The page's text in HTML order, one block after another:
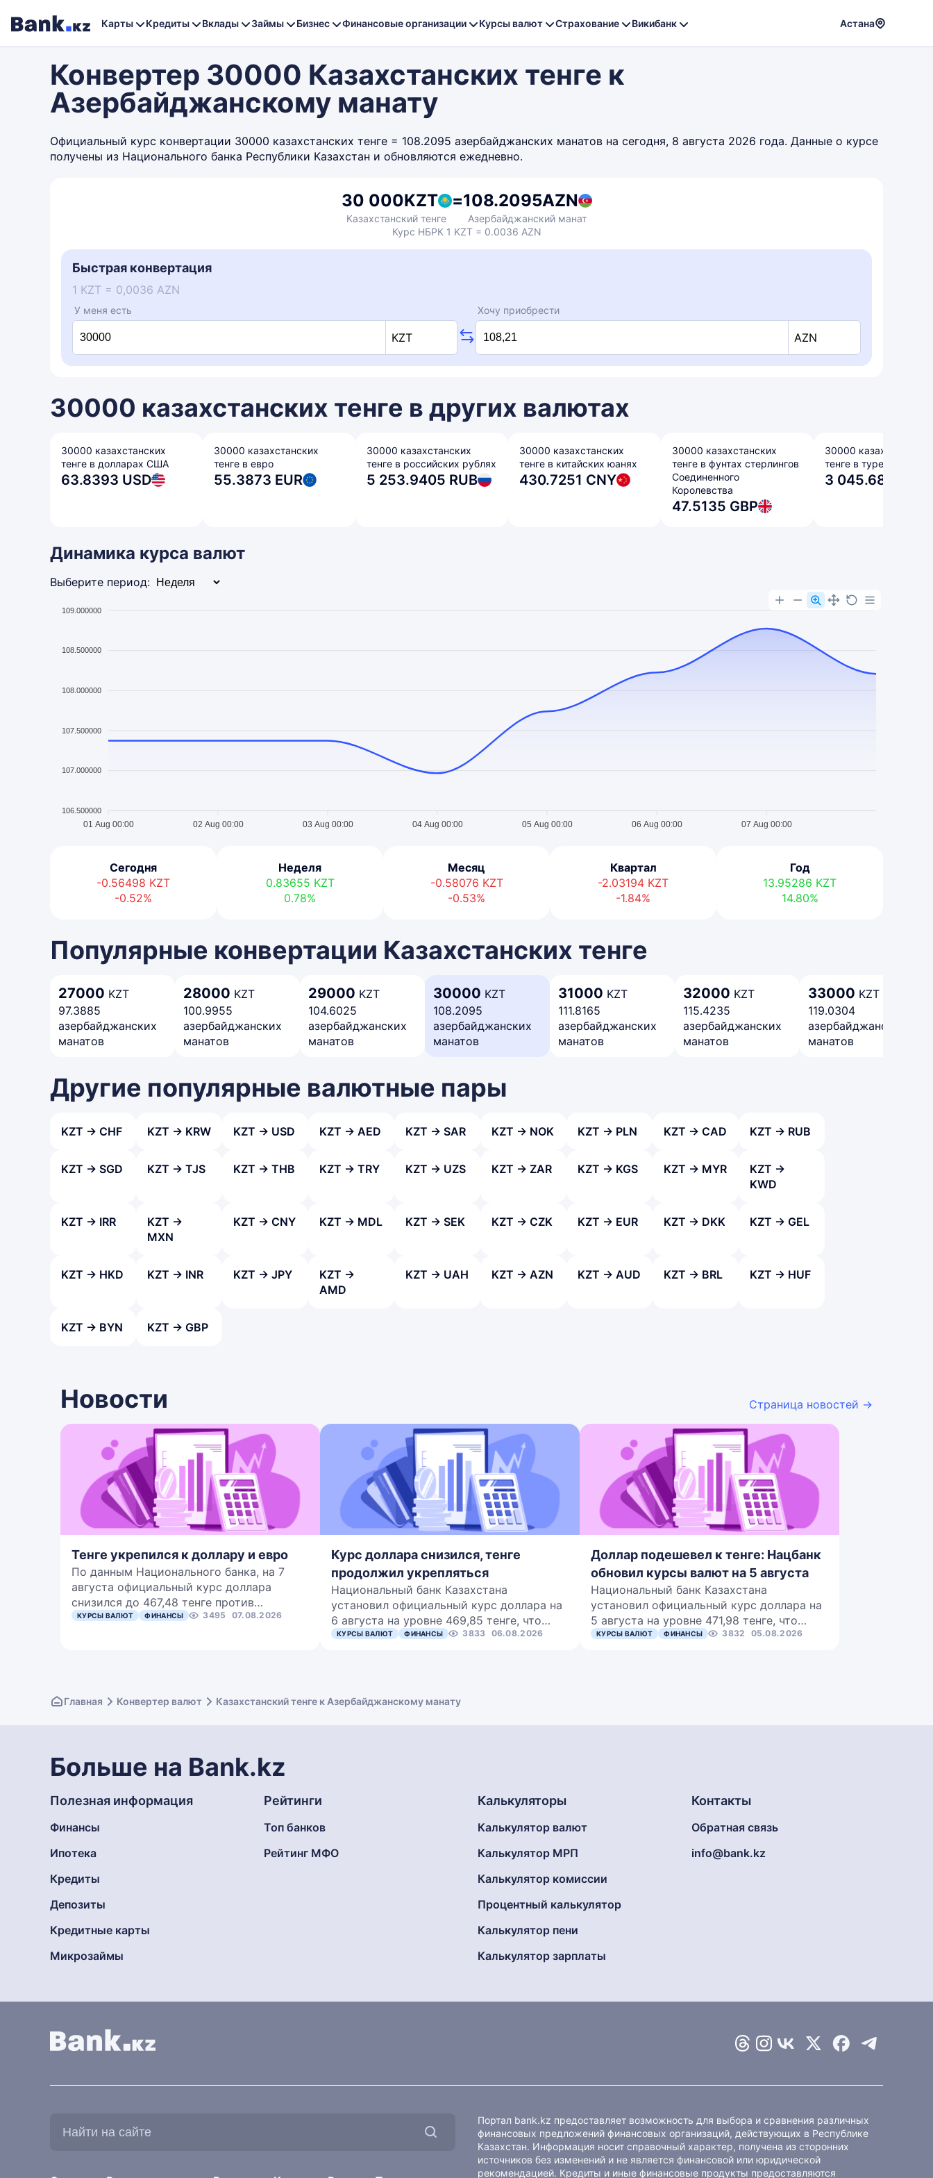
Карты Кредиты Вклады Займы Бизнес Финансовые организации Курсы валют Страхование Викибанк Астана
Конвертер 30000 Казахстанских тенге к
Азербайджанскому манату
Официальный курс конвертации 30000 казахстанских тенге = 108.2095 азербайджанских манатов на сегодня, 8 августа 2026 года. Данные о курсе
получены из Национального банка Республики Казахстан и обновляются ежедневно.
30 000KZT
Казахстанский тенге
=108.2095AZN
Азербайджанский манат
Курс НБРК 1 KZT = 0.0036 AZN
Быстрая конвертация
1 KZT = 0,0036 AZN
У меня есть
KZT
Хочу приобрести
AZN
30000 казахстанских тенге в других валютах
30000 казахстанских
тенге в долларах США
63.8393 USD
30000 казахстанских
тенге в евро
55.3873 EUR
30000 казахстанских
тенге в российских рублях
5 253.9405 RUB
30000 казахстанских
тенге в китайских юанях
430.7251 CNY
30000 казахстанских
тенге в фунтах стерлингов
Соединенного
Королевства
47.5135 GBP
30000 казахстанских
тенге в турецких
3 045.6853
Динамика курса валют
Выберите период:
109.000000
108.500000
108.000000
107.500000
107.000000
106.500000
01 Aug 00:00 02 Aug 00:00 03 Aug 00:00 04 Aug 00:00 05 Aug 00:00 06 Aug 00:00 07 Aug 00:00
Сегодня
-0.56498 KZT
-0.52%
Неделя
0.83655 KZT
0.78%
Месяц
-0.58076 KZT
-0.53%
Квартал
-2.03194 KZT
-1.84%
Год
13.95286 KZT
14.80%
Популярные конвертации Казахстанских тенге
27000 KZT
97.3885
азербайджанских
манатов
28000 KZT
100.9955
азербайджанских
манатов
29000 KZT
104.6025
азербайджанских
манатов
30000 KZT
108.2095
азербайджанских
манатов
31000 KZT
111.8165
азербайджанских
манатов
32000 KZT
115.4235
азербайджанских
манатов
33000 KZT
119.0304
азербайджанских
манатов
Другие популярные валютные пары
KZT → CHF KZT → KRW KZT → USD KZT → AED KZT → SAR KZT → NOK KZT → PLN KZT → CAD KZT → RUB
KZT → SGD KZT → TJS KZT → THB KZT → TRY KZT → UZS KZT → ZAR KZT → KGS KZT → MYR
KZT →
KWD
KZT → IRR
KZT →
MXN
KZT → CNY KZT → MDL KZT → SEK KZT → CZK KZT → EUR KZT → DKK KZT → GEL
KZT → HKD KZT → INR KZT → JPY
KZT →
AMD
KZT → UAH KZT → AZN KZT → AUD KZT → BRL KZT → HUF
KZT → BYN KZT → GBP
Новости Страница новостей →
Тенге укрепился к доллару и евро
По данным Национального банка, на 7
августа официальный курс доллара
снизился до 467,48 тенге против…
КУРСЫ ВАЛЮТ ФИНАНСЫ 3495 07.08.2026
Курс доллара снизился, тенге
продолжил укрепляться
Национальный банк Казахстана
установил официальный курс доллара на
6 августа на уровне 469,85 тенге, что…
КУРСЫ ВАЛЮТ ФИНАНСЫ 3833 06.08.2026
Доллар подешевел к тенге: Нацбанк
обновил курсы валют на 5 августа
Национальный банк Казахстана
установил официальный курс доллара на
5 августа на уровне 471,98 тенге, что…
КУРСЫ ВАЛЮТ ФИНАНСЫ 3832 05.08.2026
Главная Конвертер валют Казахстанский тенге к Азербайджанскому манату
Больше на Bank.kz
Полезная информация
Финансы
Ипотека
Кредиты
Депозиты
Кредитные карты
Микрозаймы
Рейтинги
Топ банков
Рейтинг МФО
Калькуляторы
Калькулятор валют
Калькулятор МРП
Калькулятор комиссии
Процентный калькулятор
Калькулятор пени
Калькулятор зарплаты
Контакты
Обратная связь
info@bank.kz
Портал bank.kz предоставляет возможность для выбора и сравнения различных
финансовых предложений финансовых организаций, действующих в Республике
Казахстан. Информация носит справочный характер, получена из сторонних
источников без изменений и не является финансовой или юридической
рекомендацией. Кредиты и иные финансовые продукты предоставляются